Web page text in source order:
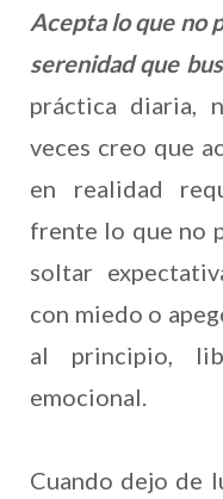
Acepta lo que no
serenidad que
práctica diaria,
veces creo que
en realidad
frente lo que no
soltar
con miedo o
al principio,
emocional.
Cuando dejo de